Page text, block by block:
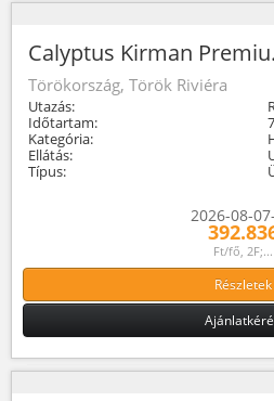
Calyptus Kirman
Törökország, Török Riviéra
Utazás:
Időtartam:
Kategória:
Ellátás:
Típus:
2026-08-
Ft/fő, 2F;...
Részletek